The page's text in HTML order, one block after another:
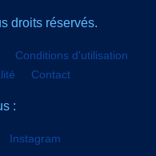
droits réservés.
Conditions d'utilisation
Contact
:
Instagram